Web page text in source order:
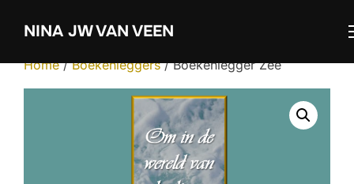
naarNINA JW VAN VEEN
Home/Boekenleggers/ Boekenlegger Zee